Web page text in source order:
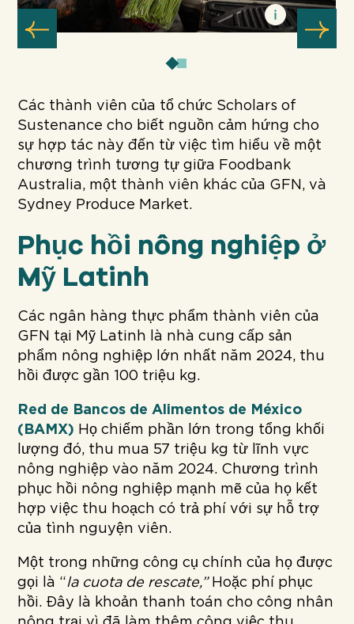
Các thành viên của tổ chức Scholars of
Sustenance cho biết nguồn cảm hứng cho
sự hợp tác này đến từ việc tìm hiểu về một
chương trình tương tự giữa Foodbank
Australia, một thành viên khác của GFN, và
Sydney Produce Market.
Phục hồi nông nghiệp ở
Mỹ Latinh
Các ngân hàng thực phẩm thành viên của
GFN tại Mỹ Latinh là nhà cung cấp sản
phẩm nông nghiệp lớn nhất năm 2024, thu
hồi được gần 100 triệu kg.
Red de Bancos de Alimentos de México
(BAMX) Họ chiếm phần lớn trong tổng khối
lượng đó, thu mua 57 triệu kg từ lĩnh vực
nông nghiệp vào năm 2024. Chương trình
phục hồi nông nghiệp mạnh mẽ của họ kết
hợp việc thu hoạch có trả phí với sự hỗ trợ
của tình nguyện viên.
Một trong những công cụ chính của họ được
gọi là “la cuota de rescate,”Hoặc phí phục
hồi. Đây là khoản thanh toán cho công nhân